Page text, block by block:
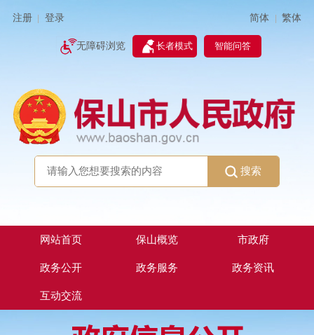
注册 登录 简体 | 繁体
无障碍浏览 长者模式 智能问答
搜索
网站首页 保山概览 市政府
政务公开 政务服务 政务资讯
互动交流